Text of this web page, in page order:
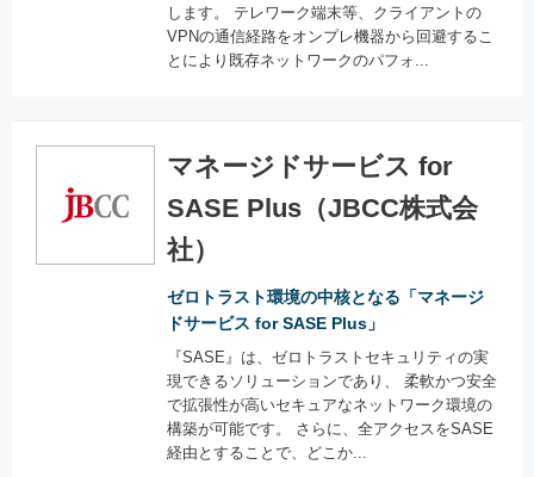
します。 テレワーク端末等、クライアントの
VPNの通信経路をオンプレ機器から回避するこ
とにより既存ネットワークのパフォ...
マネージドサービス for
SASE Plus（JBCC株式会
社）
ゼロトラスト環境の中核となる「マネージ
ドサービス for SASE Plus」
『SASE』は、ゼロトラストセキュリティの実
現できるソリューションであり、 柔軟かつ安全
で拡張性が高いセキュアなネットワーク環境の
構築が可能です。 さらに、全アクセスをSASE
経由とすることで、どこか...